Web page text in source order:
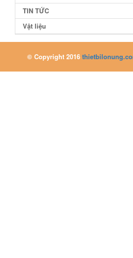
TIN TỨC
Vật liệu
© Copyright 2016